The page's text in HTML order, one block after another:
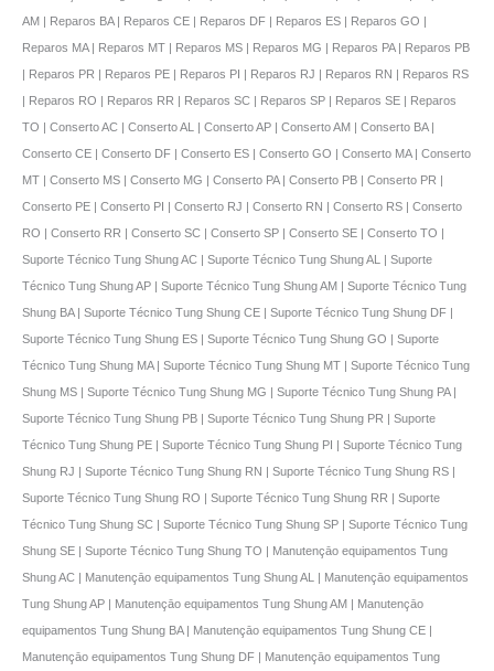
AM | Reparos BA | Reparos CE | Reparos DF | Reparos ES | Reparos GO |
Reparos MA | Reparos MT | Reparos MS | Reparos MG | Reparos PA | Reparos PB
| Reparos PR | Reparos PE | Reparos PI | Reparos RJ | Reparos RN | Reparos RS
| Reparos RO | Reparos RR | Reparos SC | Reparos SP | Reparos SE | Reparos
TO | Conserto AC | Conserto AL | Conserto AP | Conserto AM | Conserto BA |
Conserto CE | Conserto DF | Conserto ES | Conserto GO | Conserto MA | Conserto
MT | Conserto MS | Conserto MG | Conserto PA | Conserto PB | Conserto PR |
Conserto PE | Conserto PI | Conserto RJ | Conserto RN | Conserto RS | Conserto
RO | Conserto RR | Conserto SC | Conserto SP | Conserto SE | Conserto TO |
Suporte Técnico Tung Shung AC | Suporte Técnico Tung Shung AL | Suporte
Técnico Tung Shung AP | Suporte Técnico Tung Shung AM | Suporte Técnico Tung
Shung BA | Suporte Técnico Tung Shung CE | Suporte Técnico Tung Shung DF |
Suporte Técnico Tung Shung ES | Suporte Técnico Tung Shung GO | Suporte
Técnico Tung Shung MA | Suporte Técnico Tung Shung MT | Suporte Técnico Tung
Shung MS | Suporte Técnico Tung Shung MG | Suporte Técnico Tung Shung PA |
Suporte Técnico Tung Shung PB | Suporte Técnico Tung Shung PR | Suporte
Técnico Tung Shung PE | Suporte Técnico Tung Shung PI | Suporte Técnico Tung
Shung RJ | Suporte Técnico Tung Shung RN | Suporte Técnico Tung Shung RS |
Suporte Técnico Tung Shung RO | Suporte Técnico Tung Shung RR | Suporte
Técnico Tung Shung SC | Suporte Técnico Tung Shung SP | Suporte Técnico Tung
Shung SE | Suporte Técnico Tung Shung TO | Manutençāo equipamentos Tung
Shung AC | Manutençāo equipamentos Tung Shung AL | Manutençāo equipamentos
Tung Shung AP | Manutençāo equipamentos Tung Shung AM | Manutençāo
equipamentos Tung Shung BA | Manutençāo equipamentos Tung Shung CE |
Manutençāo equipamentos Tung Shung DF | Manutençāo equipamentos Tung